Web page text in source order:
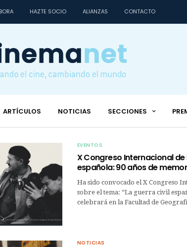
HAZTE SOCIO ALIANZAS CONTACTO
ARTÍCULOS NOTICIAS SECCIONES
EVENTOS
X Congreso Internacional
española: 90 años de
Ha sido convocado el X Congreso
sobre el tema: “La guerra civil
celebrará en la Facultad de
NOTICIAS